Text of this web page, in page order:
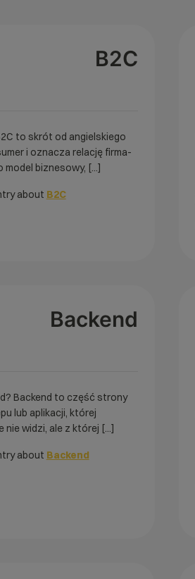
B2C
to skrót od angielskiego
i oznacza relację firma-
model biznesowy, [...]
about B2C
Backend
Backend to część strony
lub aplikacji, której
nie widzi, ale z której [...]
about Backend